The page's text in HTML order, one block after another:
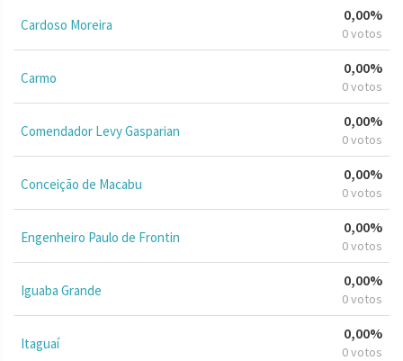
Cardoso Moreira
0,00%
0 votos
Carmo
0,00%
0 votos
Comendador Levy Gasparian
0,00%
0 votos
Conceição de Macabu
0,00%
0 votos
Engenheiro Paulo de Frontin
0,00%
0 votos
Iguaba Grande
0,00%
0 votos
Itaguaí
0,00%
0 votos